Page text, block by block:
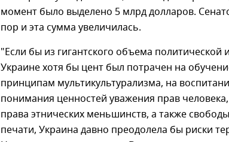
момент было выделено 5 млрд долларов.
пор и эта сумма увеличилась.
"Если бы из гигантского объема
Украине хотя бы цент был потрачен на
принципам мультикультурализма, на
понимания ценностей уважения прав
права этнических меньшинств, а также
печати, Украина давно преодолела бы риски